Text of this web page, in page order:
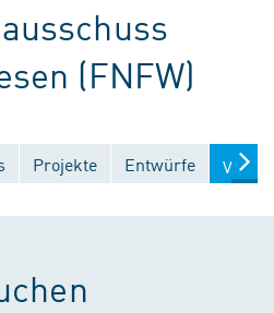
(FNFW)
Projekte Entwürfe